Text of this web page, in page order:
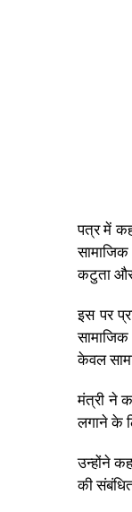
पत्र में
कटुता और
इस पर
केवल
मंत्री ने
लगाने के
उन्होंने
की